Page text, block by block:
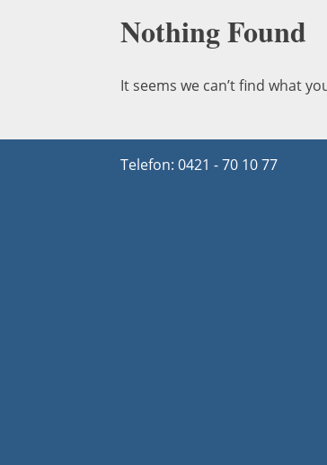
Nothing Found
It seems we can’t find what
Telefon: 0421 - 70 10 77